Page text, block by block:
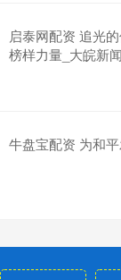
启泰网配资 追光
榜样力量_大皖新
牛盘宝配资 为和